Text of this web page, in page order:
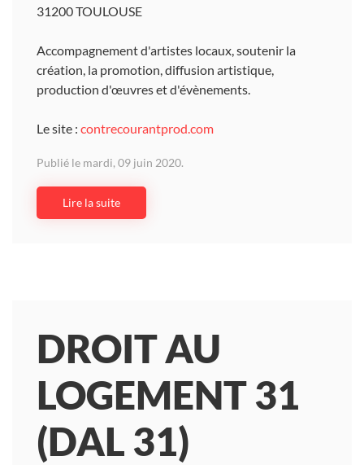
31200 TOULOUSE
Accompagnement d'artistes locaux, soutenir la
création, la promotion, diffusion artistique,
production d'œuvres et d'évènements.
Le site : contrecourantprod.com
Publié le mardi, 09 juin 2020.
Lire la suite
DROIT AU
LOGEMENT 31
(DAL 31)